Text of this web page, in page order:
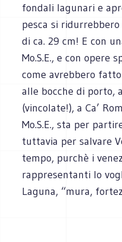
fondali lagunari e
pesca si
di ca. 29 cm! E con
Mo.S.E., e con opere
come avrebbero
alle bocche di porto,
(vincolate!), a Ca’
Mo.S.E., sta per
tuttavia per salvare
tempo, purchè i
rappresentanti lo
Laguna, “mura,